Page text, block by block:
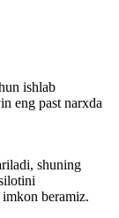
ishlab
eng past narxda
shuning
beramiz.